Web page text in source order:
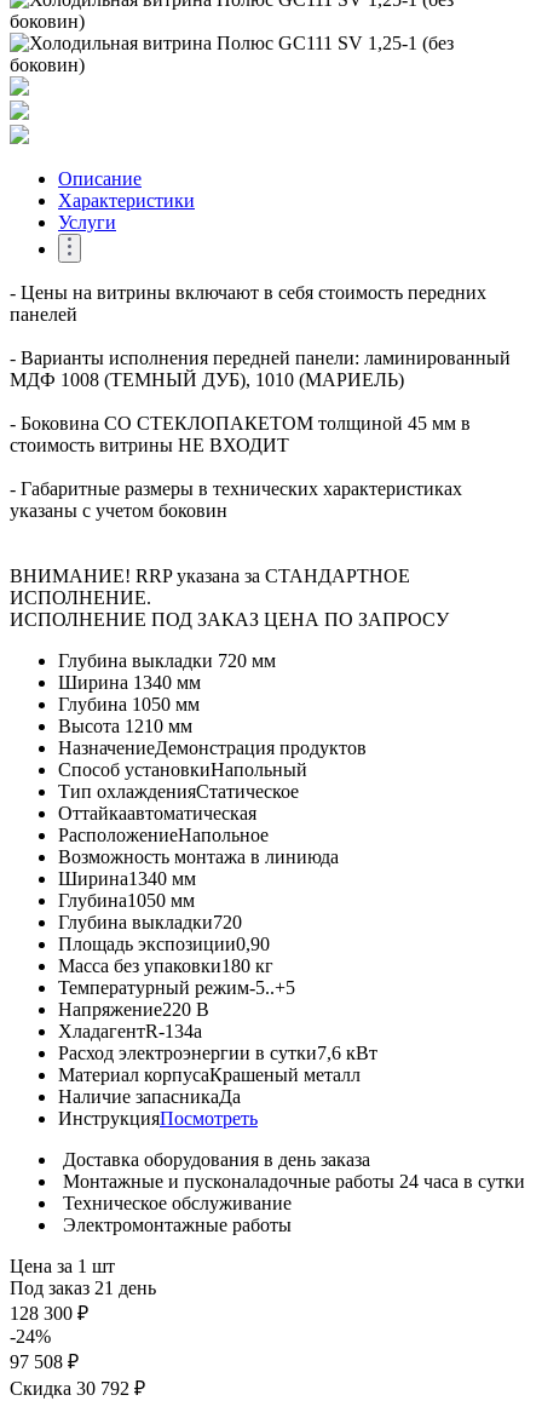
Описание
Характеристики
Услуги
- Цены на витрины включают в себя стоимость передних
панелей
- Варианты исполнения передней панели: ламинированный
МДФ 1008 (ТЕМНЫЙ ДУБ), 1010 (МАРИЕЛЬ)
- Боковина СО СТЕКЛОПАКЕТОМ толщиной 45 мм в
стоимость витрины НЕ ВХОДИТ
- Габаритные размеры в технических характеристиках
указаны с учетом боковин
ВНИМАНИЕ! RRP указана за СТАНДАРТНОЕ
ИСПОЛНЕНИЕ.
ИСПОЛНЕНИЕ ПОД ЗАКАЗ ЦЕНА ПО ЗАПРОСУ
Глубина выкладки 720 мм
Ширина 1340 мм
Глубина 1050 мм
Высота 1210 мм
НазначениеДемонстрация продуктов
Способ установкиНапольный
Тип охлажденияСтатическое
Оттайкаавтоматическая
РасположениеНапольное
Возможность монтажа в линиюда
Ширина1340 мм
Глубина1050 мм
Глубина выкладки720
Площадь экспозиции0,90
Масса без упаковки180 кг
Температурный режим-5..+5
Напряжение220 В
ХладагентR-134a
Расход электроэнергии в сутки7,6 кВт
Материал корпусаКрашеный металл
Наличие запасникаДа
ИнструкцияПосмотреть
Доставка оборудования в день заказа
Монтажные и пусконаладочные работы 24 часа в сутки
Техническое обслуживание
Электромонтажные работы
Цена за 1 шт
Под заказ 21 день
128 300 ₽
-24%
97 508 ₽
Скидка 30 792 ₽